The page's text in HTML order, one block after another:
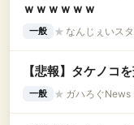
ｗｗｗｗｗｗ
一般 ★ なんじぇいス
【悲報】タケノコ
一般 ★ ガハろぐ